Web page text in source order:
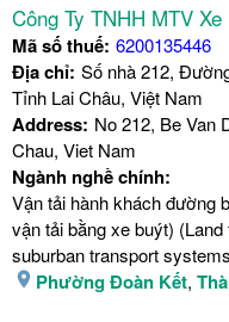
Công Ty TNHH MTV
Mã số thuế: 6200135446
Địa chỉ: Số nhà 212,
Tỉnh Lai Châu, Việt Nam
Address: No 212, Be Van
Chau, Viet Nam
Ngành nghề chính:
Vận tải hành khách đường
vận tải bằng xe buýt)
suburban transport
Phường Đoàn Kết,